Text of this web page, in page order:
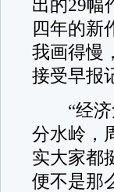
出的29幅
四年的新
我画得慢
接受早报
“经济危
分水岭，
实大家都
便不是那